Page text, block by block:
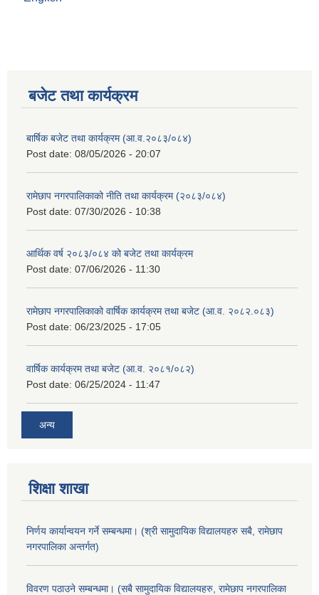
बजेट तथा कार्यक्रम
बार्षिक बजेट तथा कार्यक्रम (आ.व.२०८३/०८४)
Post date: 08/05/2026 - 20:07
रामेछाप नगरपालिकाको नीति तथा कार्यक्रम (२०८३/०८४)
Post date: 07/30/2026 - 10:38
आर्थिक वर्ष २०८३/०८४ को बजेट तथा कार्यक्रम
Post date: 07/06/2026 - 11:30
रामेछाप नगरपालिकाको वार्षिक कार्यक्रम तथा बजेट (आ.व. २०८२.०८३)
Post date: 06/23/2025 - 17:05
वार्षिक कार्यक्रम तथा बजेट (आ.व. २०८१/०८२)
Post date: 06/25/2024 - 11:47
अन्य
शिक्षा शाखा
निर्णय कार्यान्वयन गर्ने सम्बन्धमा। (श्री सामुदायिक विद्यालयहरु सबै, रामेछाप
नगरपालिका अन्तर्गत)
विवरण पठाउने सम्बन्धमा। (सबै सामुदायिक विद्यालयहरु, रामेछाप नगरपालिका